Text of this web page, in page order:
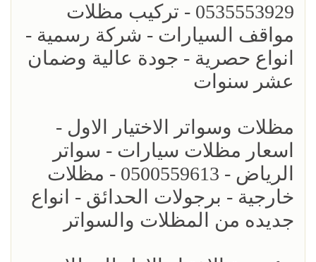
0535553929 - تركيب مظلات
مواقف السيارات - شركة رسمية -
انواع حصرية - جودة عالية وضمان
عشر سنوات
مظلات وسواتر الاختيار الاول -
اسعار مظلات سيارات - سواتر
الرياض - 0500559613 - مظلات
خارجية - برجولات الحدائق - انواع
جديده من المظلات والسواتر